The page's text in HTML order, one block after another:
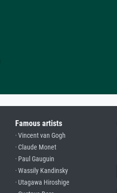
Famous artists
· Vincent van Gogh
· Claude Monet
· Paul Gauguin
· Wassily Kandinsky
· Utagawa Hiroshige